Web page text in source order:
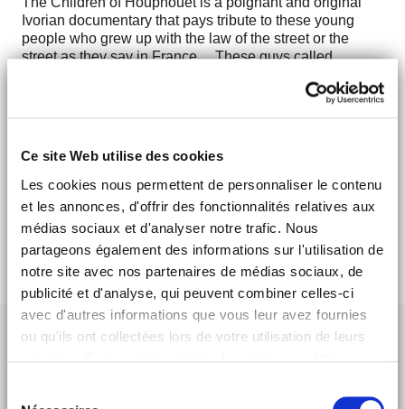
Ce site Web utilise des cookies
Les cookies nous permettent de personnaliser le contenu
et les annonces, d'offrir des fonctionnalités relatives aux
médias sociaux et d'analyser notre trafic. Nous
partageons également des informations sur l'utilisation de
notre site avec nos partenaires de médias sociaux, de
publicité et d'analyse, qui peuvent combiner celles-ci
avec d'autres informations que vous leur avez fournies
ou qu'ils ont collectées lors de votre utilisation de leurs
cliquant sur « tout autoriser » ; vous refusez ce dépôt de
Ivorian documentary that pays tribute to these young
people who grew up with the law of the street or the
street as they say in France ... These guys called
the Ivory Coast, the best known is John Pololo whose
Houphouët "directed by Sahin Polo, an ex Ziguehis from
the streets of Abidjan and a faithful companion of John
Pololo.
FREE ENTRANCE